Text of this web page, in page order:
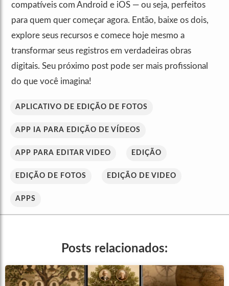
compatíveis com Android e iOS — ou seja, perfeitos
para quem quer começar agora. Então, baixe os dois,
explore seus recursos e comece hoje mesmo a
transformar seus registros em verdadeiras obras
digitais. Seu próximo post pode ser mais profissional
do que você imagina!
APLICATIVO DE EDIÇÃO DE FOTOS
APP IA PARA EDIÇÃO DE VÍDEOS
APP PARA EDITAR VIDEO EDIÇÃO
EDIÇÃO DE FOTOS EDIÇÃO DE VIDEO
APPS
Posts relacionados: